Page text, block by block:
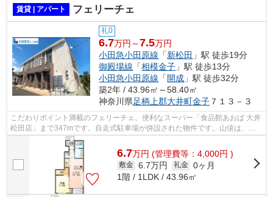
賃貸 | アパート フェリーチェ
礼0
6.7万円～7.5万円
小田急小田原線 「新松田 」駅 徒歩19分
御殿場線 「相模金子 」駅 徒歩13分
小田急小田原線 「開成 」駅 徒歩32分
築2年 / 43.96㎡～58.40㎡
神奈川県足柄上郡大井町金子 ７１３－３
こだわりポイント満載のフェリーチェ。便利なスーパー「食品館あおば 大井
松田店」まで347mです。自走式駐車場が併設された物件です。山僖は、足
柄上郡大井町でこれまで沢山のお客様に...
6.7万円 (管理費等：4,000円 )
敷金 6.7万円 礼金 0ヶ月
1階 / 1LDK / 43.96㎡